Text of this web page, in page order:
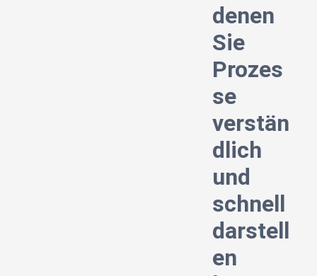
denen
Sie
Prozes
se
verstän
dlich
und
schnell
darstell
en